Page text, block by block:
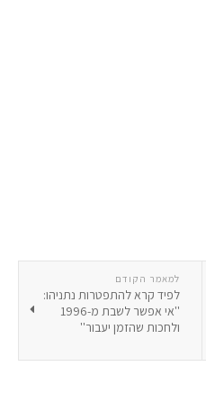
למאמר הקודם
לפיד קרא להתפטרות נתניהו:
''אי אפשר לשבת מ-1996
ולחכות שהזמן יעבור''